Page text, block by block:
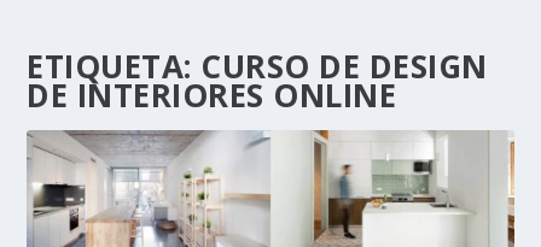
ETIQUETA: CURSO DE DESIGN
DE INTERIORES ONLINE